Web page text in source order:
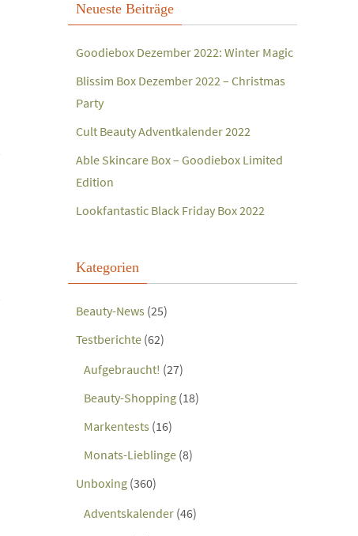
Neueste Beiträge
Goodiebox Dezember 2022: Winter Magic
Blissim Box Dezember 2022 – Christmas
Party
Cult Beauty Adventkalender 2022
Able Skincare Box – Goodiebox Limited
Edition
Lookfantastic Black Friday Box 2022
Kategorien
Beauty-News (25)
Testberichte (62)
Aufgebraucht! (27)
Beauty-Shopping (18)
Markentests (16)
Monats-Lieblinge (8)
Unboxing (360)
Adventskalender (46)